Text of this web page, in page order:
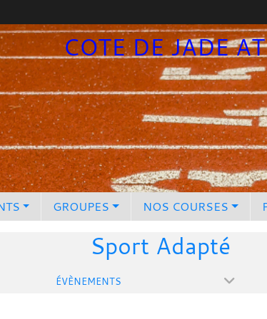
COTE DE JADE
GROUPES NOS COURSES
Sport Adapté
ÉVÈNEMENTS